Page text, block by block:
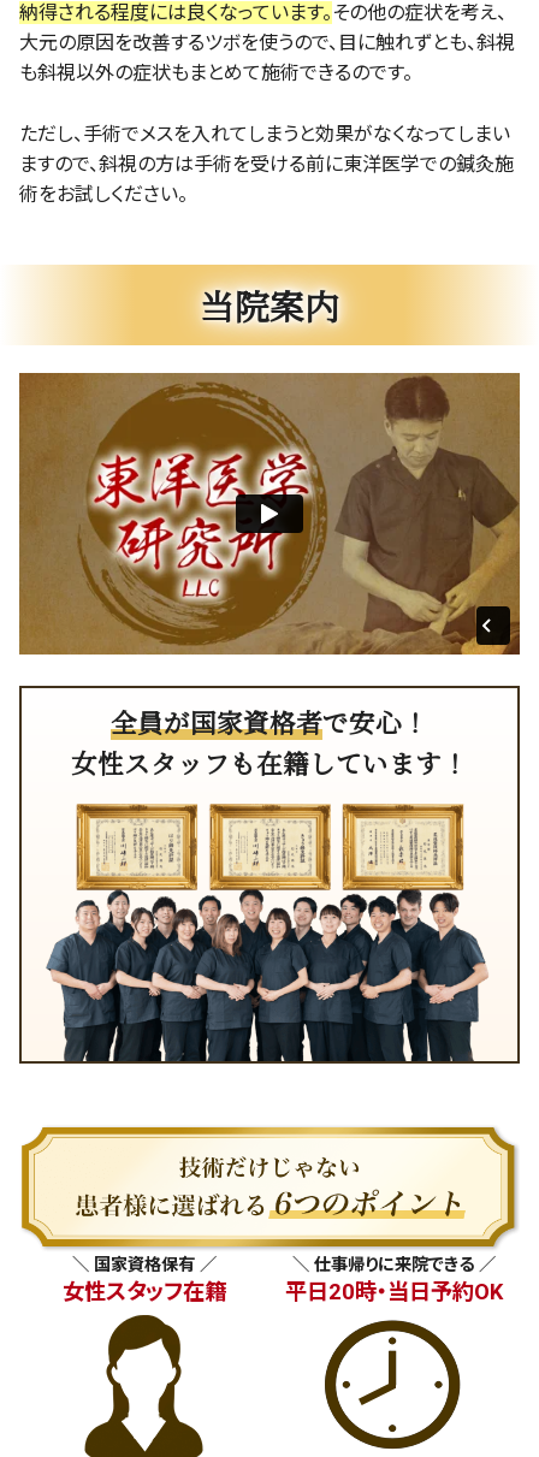
納得される程度には良くなっています。その他の症状を考え、
大元の原因を改善するツボを使うので、目に触れずとも、斜視
も斜視以外の症状もまとめて施術できるのです。
ただし、手術でメスを入れてしまうと効果がなくなってしまい
ますので、斜視の方は手術を受ける前に東洋医学での鍼灸施
術をお試しください。
当院案内
全員が国家資格者で安心！
女性スタッフも在籍しています！
＼ 国家資格保有 ／
女性スタッフ在籍
＼ 仕事帰りに来院できる ／
平日20時・当日予約OK